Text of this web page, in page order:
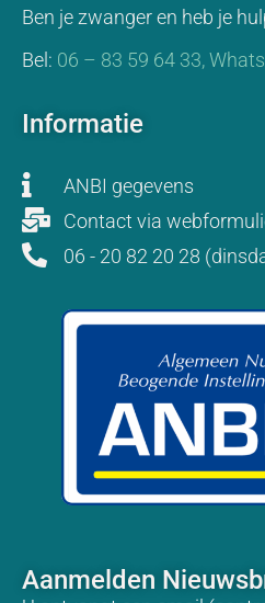
Ben je zwanger en heb je
Bel: 06 – 83 59 64 33,
Informatie
ANBI gegevens
Contact via
06 - 20 82 20 28
Aanmelden